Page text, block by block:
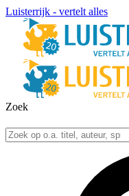
Luisterrijk - vertelt alles
Zoek